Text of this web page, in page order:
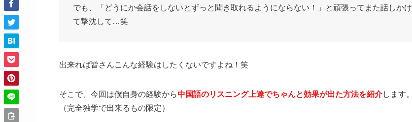
でも、「どうにか会話をしないとずっと聞き取れるようにならない！」と頑張ってまた話しかけ
て撃沈して…笑
出来れば皆さんこんな経験はしたくないですよね！笑
そこで、今回は僕自身の経験から中国語のリスニング上達でちゃんと効果が出た方法を紹介します。
（完全独学で出来るもの限定）